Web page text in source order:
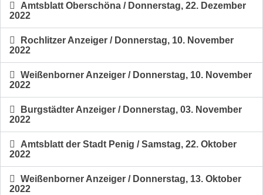
Amtsblatt Oberschöna / Donnerstag, 22. Dezember
2022
Rochlitzer Anzeiger / Donnerstag, 10. November
2022
Weißenborner Anzeiger / Donnerstag, 10. November
2022
Burgstädter Anzeiger / Donnerstag, 03. November
2022
Amtsblatt der Stadt Penig / Samstag, 22. Oktober
2022
Weißenborner Anzeiger / Donnerstag, 13. Oktober
2022